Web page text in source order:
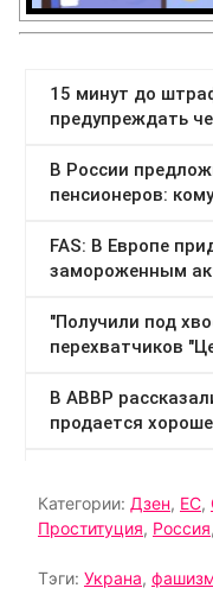
Категории: Дзен, ЕС,
Проституция, Россия,
Тэги: Украна,